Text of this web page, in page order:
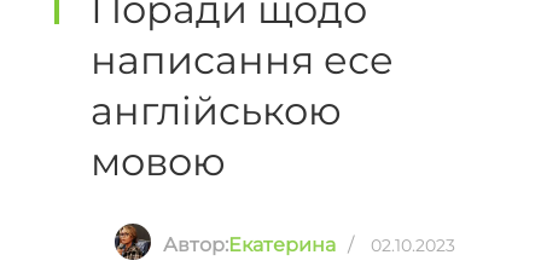
написання есе
англійською
мовою
Автор:Екатерина / 02.10.2023